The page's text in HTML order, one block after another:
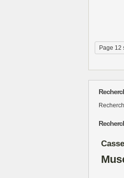
Page 12